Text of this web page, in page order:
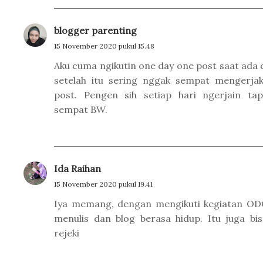
blogger parenting
15 November 2020 pukul 15.48
Aku cuma ngikutin one day one post saat ada
setelah itu sering nggak sempat
post. Pengen sih setiap hari ngerjain
sempat BW.
Ida Raihan
15 November 2020 pukul 19.41
Iya memang, dengan mengikuti kegiatan
menulis dan blog berasa hidup. Itu juga
rejeki